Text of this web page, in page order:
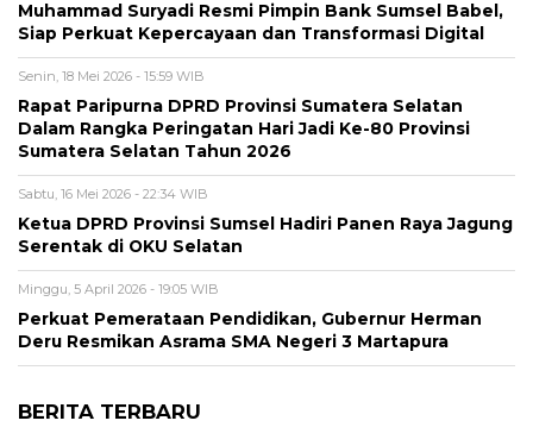
Muhammad Suryadi Resmi Pimpin Bank Sumsel Babel,
Siap Perkuat Kepercayaan dan Transformasi Digital
Senin, 18 Mei 2026 - 15:59 WIB
Rapat Paripurna DPRD Provinsi Sumatera Selatan
Dalam Rangka Peringatan Hari Jadi Ke-80 Provinsi
Sumatera Selatan Tahun 2026
Sabtu, 16 Mei 2026 - 22:34 WIB
Ketua DPRD Provinsi Sumsel Hadiri Panen Raya Jagung
Serentak di OKU Selatan
Minggu, 5 April 2026 - 19:05 WIB
Perkuat Pemerataan Pendidikan, Gubernur Herman
Deru Resmikan Asrama SMA Negeri 3 Martapura
BERITA TERBARU